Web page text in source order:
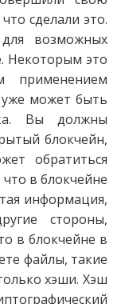
сделали это.
возможных
Некоторым это
применением
может быть
Вы должны
блокчейн,
обратиться
в блокчейне
информация,
стороны,
в блокчейне в
файлы, такие
хэши. Хэш